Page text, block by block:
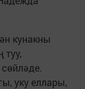
кунакны
уку еллары,